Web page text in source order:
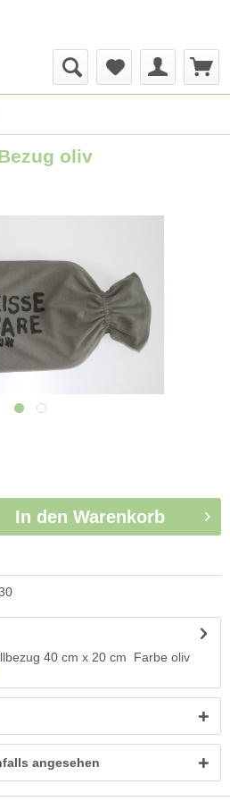
oliv
In den Warenkorb
40 cm x 20 cm Farbe oliv
angesehen